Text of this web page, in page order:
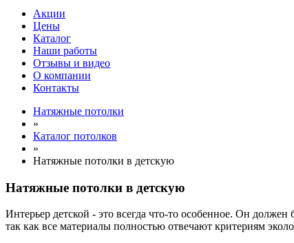
Акции
Цены
Каталог
Наши работы
Отзывы и видео
О компании
Контакты
Натяжные потолки
»
Каталог потолков
»
Натяжные потолки в детскую
Натяжные потолки в детскую
Интерьер детской - это всегда что-то особенное. Он
так как все материалы полностью отвечают критериям